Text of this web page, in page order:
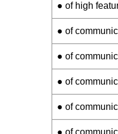
● of high
● of
● of
● of
● of